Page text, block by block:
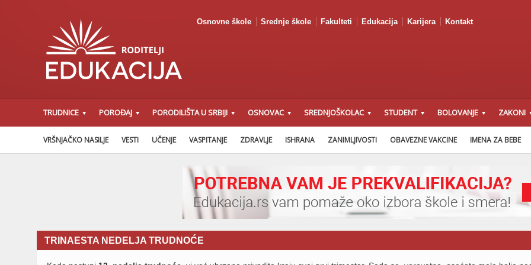
Osnovne škole Srednje škole Fakulteti Edukacija Karijera Kontakt
TRUDNICE POROĐAJ PORODILIŠTA U SRBIJI OSNOVAC SREDNJOŠKOLAC STUDENT BOLOVANJE ZAKONI
VRŠNJAČKO NASILJE VESTI UČENJE VASPITANJE ZDRAVLJE ISHRANA ZANIMLJIVOSTI OBAVEZNE VAKCINE IMENA ZA BEBE
TRINAESTA NEDELJA TRUDNOĆE